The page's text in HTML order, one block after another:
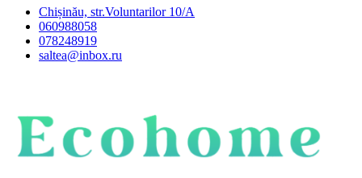
Chișinău, str.Voluntarilor 10/A
060988058
078248919
saltea@inbox.ru